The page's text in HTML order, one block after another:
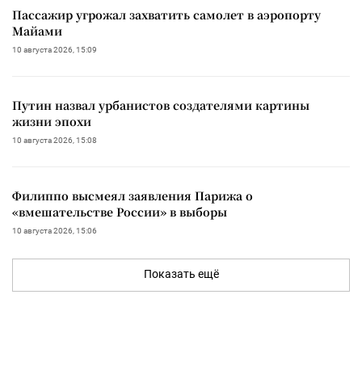
Пассажир угрожал захватить самолет в аэропорту
Майами
10 августа 2026, 15:09
Путин назвал урбанистов создателями картины
жизни эпохи
10 августа 2026, 15:08
Филиппо высмеял заявления Парижа о
«вмешательстве России» в выборы
10 августа 2026, 15:06
Показать ещё